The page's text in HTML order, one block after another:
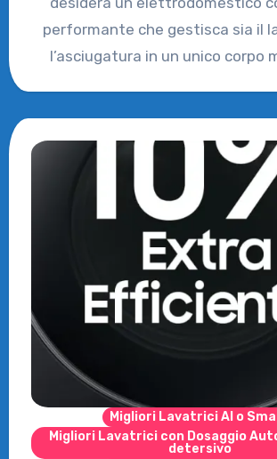
performante che gestisca sia il
l’asciugatura in un unico corpo
Migliori Lavatrici AI o
Migliori Lavatrici con Dosaggio
detersivo